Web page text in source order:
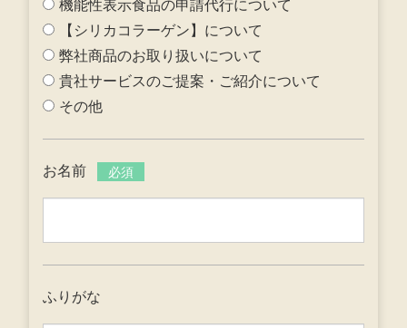
機能性表示食品の申請代行について
【シリカコラーゲン】について
弊社商品のお取り扱いについて
貴社サービスのご提案・ご紹介について
その他
お名前 必須
ふりがな